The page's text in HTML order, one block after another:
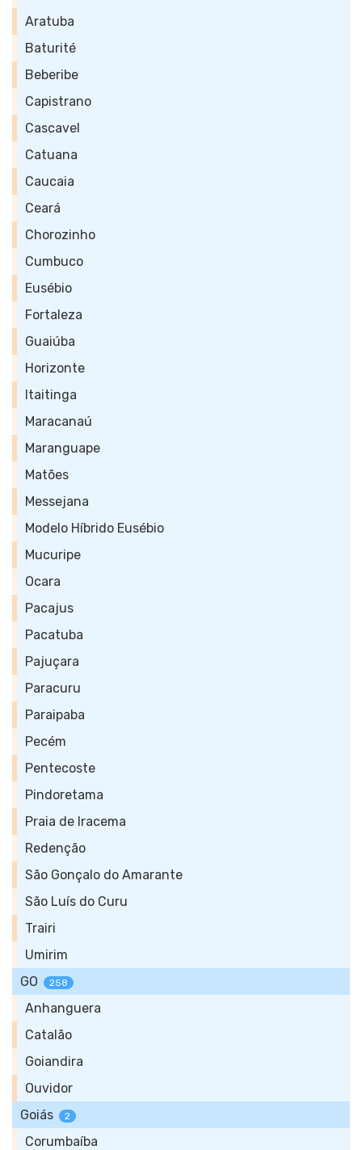
Aratuba
Baturité
Beberibe
Capistrano
Cascavel
Catuana
Caucaia
Ceará
Chorozinho
Cumbuco
Eusébio
Fortaleza
Guaiúba
Horizonte
Itaitinga
Maracanaú
Maranguape
Matões
Messejana
Modelo Híbrido Eusébio
Mucuripe
Ocara
Pacajus
Pacatuba
Pajuçara
Paracuru
Paraipaba
Pecém
Pentecoste
Pindoretama
Praia de Iracema
Redenção
São Gonçalo do Amarante
São Luís do Curu
Trairi
Umirim
GO
258
Anhanguera
Catalão
Goiandira
Ouvidor
Goiás
2
Corumbaíba